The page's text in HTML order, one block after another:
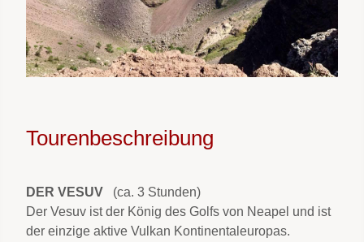
Tourenbeschreibung
DER VESUV (ca. 3 Stunden)
Der Vesuv ist der König des Golfs von Neapel und ist
der einzige aktive Vulkan Kontinentaleuropas.